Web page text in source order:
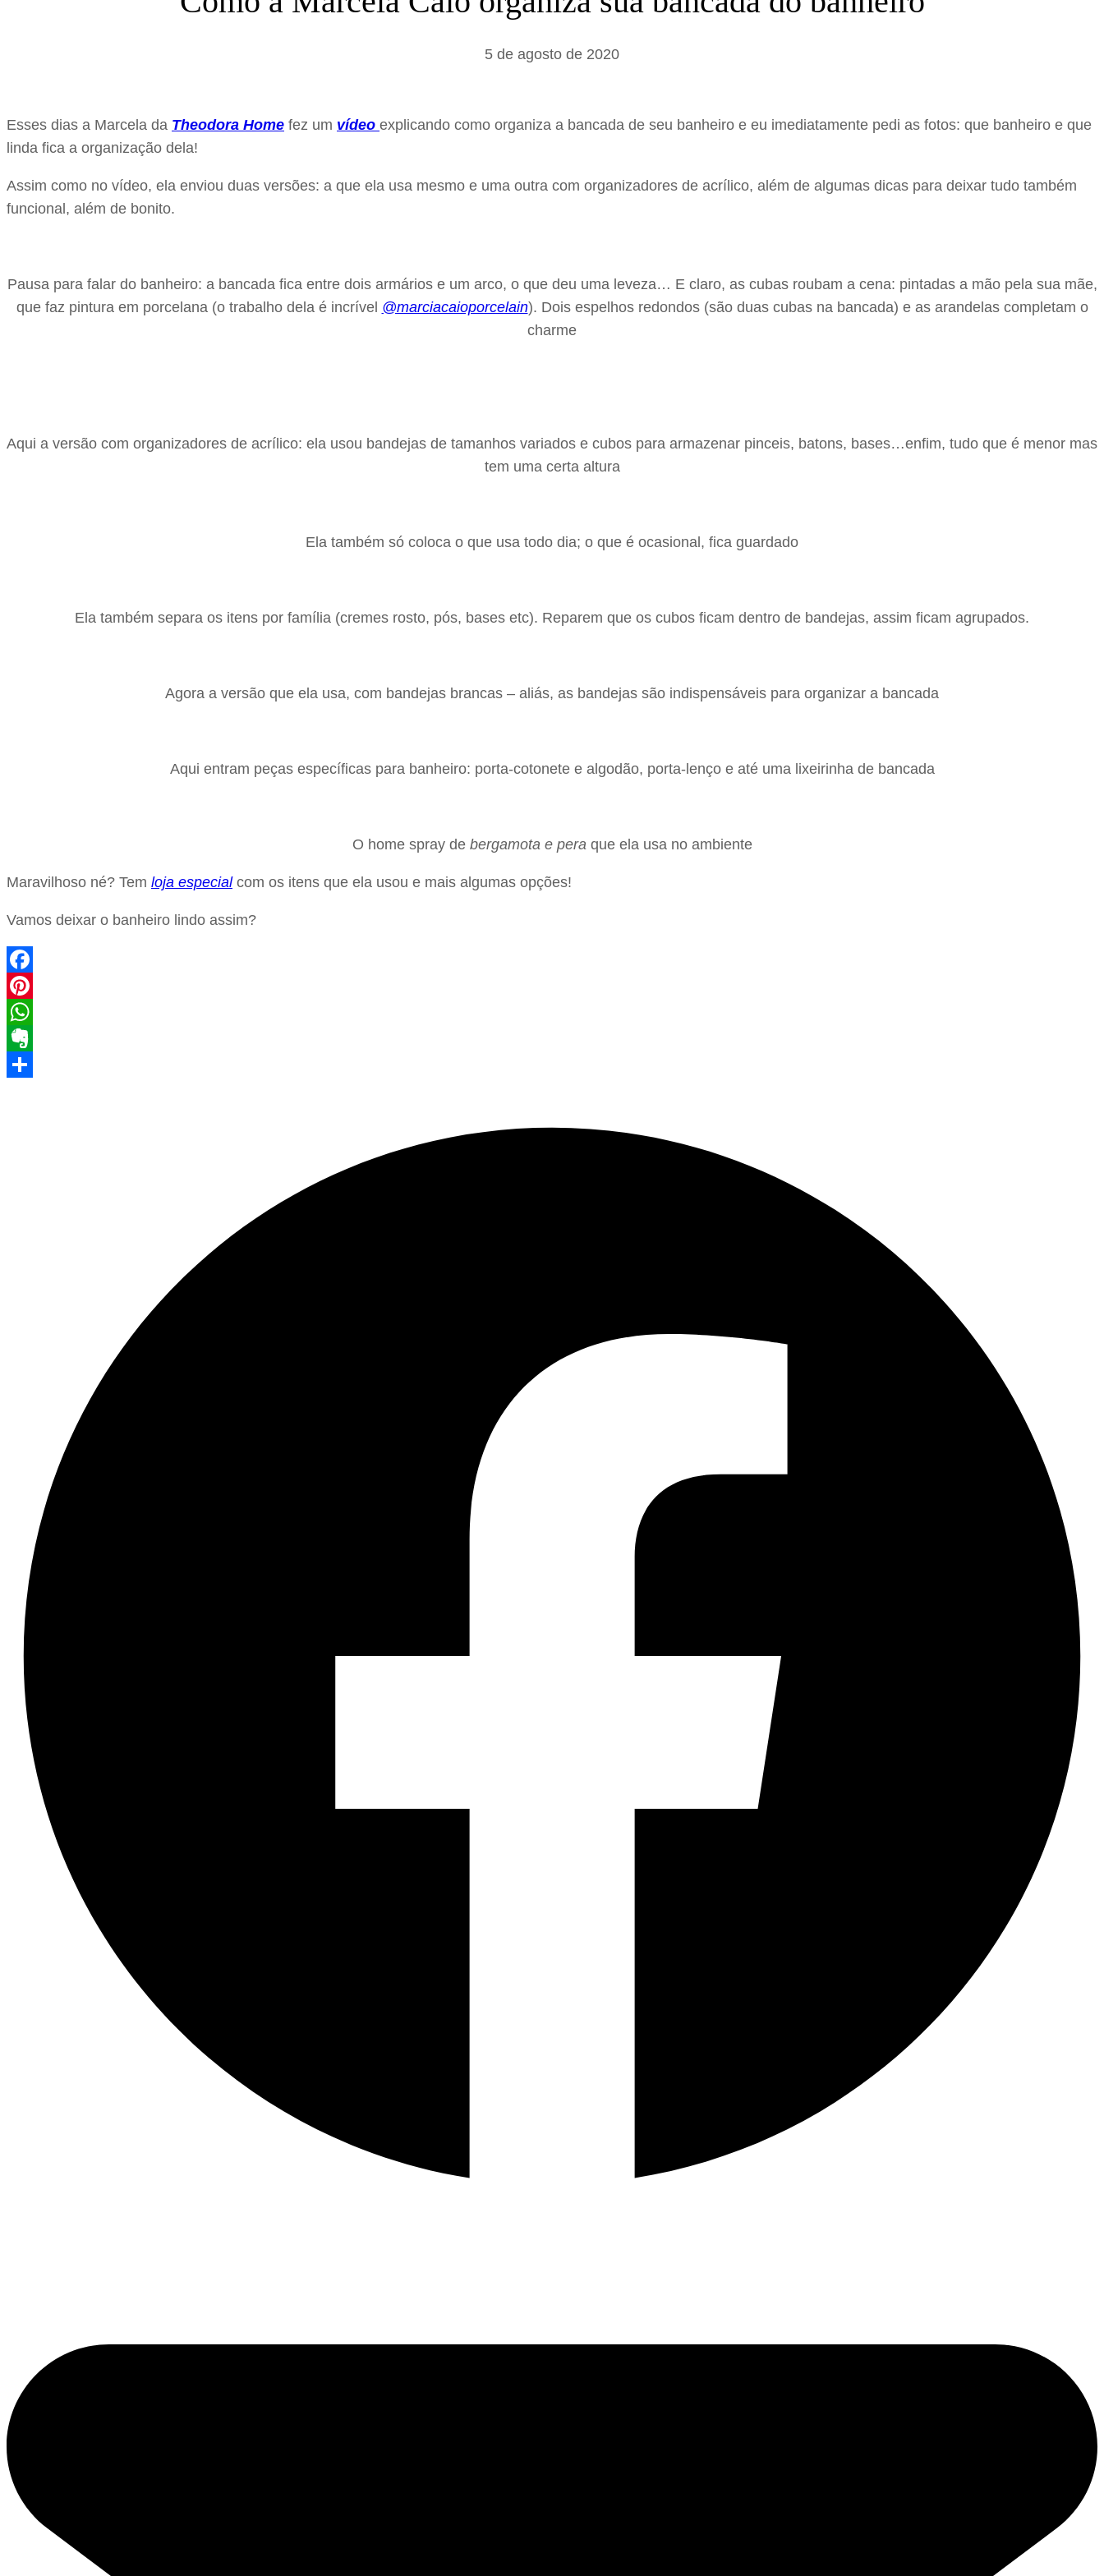
a
5 de agosto de 2020
Esses dias a Marcela da Theodora Home fez um vídeo explicando como organiza a bancada de seu banheiro e eu imediatamente pedi as fotos: que banheiro e que
linda fica a organização dela!
Assim como no vídeo, ela enviou duas versões: a que ela usa mesmo e uma outra com organizadores de acrílico, além de algumas dicas para deixar tudo também
funcional, além de bonito.
Pausa para falar do banheiro: a bancada fica entre dois armários e um arco, o que deu uma leveza… E claro, as cubas roubam a cena: pintadas a mão pela sua mãe,
que faz pintura em porcelana (o trabalho dela é incrível @marciacaioporcelain). Dois espelhos redondos (são duas cubas na bancada) e as arandelas completam o
charme
Aqui a versão com organizadores de acrílico: ela usou bandejas de tamanhos variados e cubos para armazenar pinceis, batons, bases…enfim, tudo que é menor mas
tem uma certa altura
Ela também só coloca o que usa todo dia; o que é ocasional, fica guardado
Ela também separa os itens por família (cremes rosto, pós, bases etc). Reparem que os cubos ficam dentro de bandejas, assim ficam agrupados.
Agora a versão que ela usa, com bandejas brancas – aliás, as bandejas são indispensáveis para organizar a bancada
Aqui entram peças específicas para banheiro: porta-cotonete e algodão, porta-lenço e até uma lixeirinha de bancada
O home spray de bergamota e pera que ela usa no ambiente
Maravilhoso né? Tem loja especialcom os itens que ela usou e mais algumas opções!
Vamos deixar o banheiro lindo assim?
Facebook
Pinterest
WhatsApp
Evernote